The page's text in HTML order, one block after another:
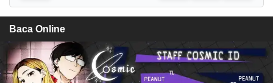
Baca Online